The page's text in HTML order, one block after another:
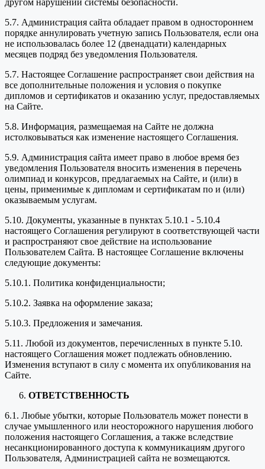
5.7. Администрация сайта обладает правом в одностороннем
порядке аннулировать учетную запись Пользователя, если она
не использовалась более 12 (двенадцати) календарных
месяцев подряд без уведомления Пользователя.
5.7. Настоящее Соглашение распространяет свои действия на
все дополнительные положения и условия о покупке
дипломов и сертификатов и оказанию услуг, предоставляемых
на Сайте.
5.8. Информация, размещаемая на Сайте не должна
истолковываться как изменение настоящего Соглашения.
5.9. Администрация сайта имеет право в любое время без
уведомления Пользователя вносить изменения в перечень
олимпиад и конкурсов, предлагаемых на Сайте, и (или) в
цены, применимые к дипломам и сертификатам по и (или)
оказываемым услугам.
5.10. Документы, указанные в пунктах 5.10.1 - 5.10.4
настоящего Соглашения регулируют в соответствующей части
и распространяют свое действие на использование
Пользователем Сайта. В настоящее Соглашение включены
следующие документы:
5.10.1. Политика конфиденциальности;
5.10.2. Заявка на оформление заказа;
5.10.3. Предложения и замечания.
5.11. Любой из документов, перечисленных в пункте 5.10.
настоящего Соглашения может подлежать обновлению.
Изменения вступают в силу с момента их опубликования на
Сайте.
ОТВЕТСТВЕННОСТЬ
6.1. Любые убытки, которые Пользователь может понести в
случае умышленного или неосторожного нарушения любого
положения настоящего Соглашения, а также вследствие
несанкционированного доступа к коммуникациям другого
Пользователя, Администрацией сайта не возмещаются.